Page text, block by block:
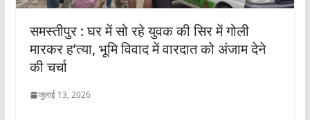
समस्तीपुर : घर में सो रहे युवक की सिर में गोली
मारकर ह’त्या, भूमि विवाद में वारदात को अंजाम देने
की चर्चा
जुलाई 13, 2026